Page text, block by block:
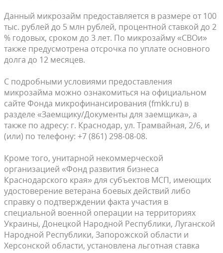
Данный микрозайм предоставляется в размере от 100
тыс. рублей до 5 млн рублей, процентной ставкой до 2
% годовых, сроком до 3 лет. По микрозайму «СВОи»
также предусмотрена отсрочка по уплате основного
долга до 12 месяцев.
С подробными условиями предоставления
микрозайма можно ознакомиться на официальном
сайте Фонда микрофинансирования (fmkk.ru) в
разделе «Заемщику/Документы для заемщика», а
также по адресу: г. Краснодар, ул. Трамвайная, 2/6, и
(или) по телефону: +7 (861) 298-08-08.
Кроме того, унитарной некоммерческой
организацией «Фонд развития бизнеса
Краснодарского края» для субъектов МСП, имеющих
удостоверение ветерана боевых действий либо
справку о подтверждении факта участия в
специальной военной операции на территориях
Украины, Донецкой Народной Республики, Луганской
Народной Республики, Запорожской области и
Херсонской области, установлена льготная ставка